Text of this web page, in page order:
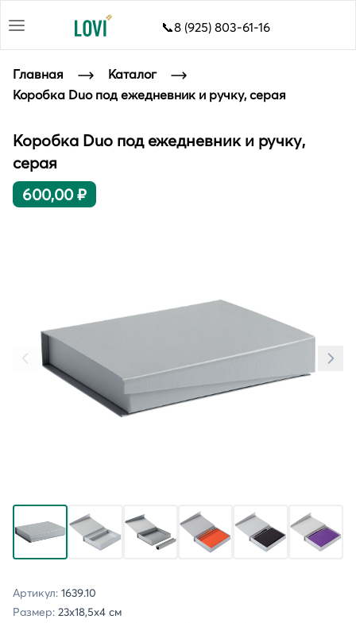
📞8 (925) 803-61-16
Главная
Каталог
Коробка Duo под ежедневник и ручку, серая
Коробка Duo под ежедневник и ручку,
серая
600,00 ₽
Артикул: 1639.10
Размер: 23х18,5х4 см